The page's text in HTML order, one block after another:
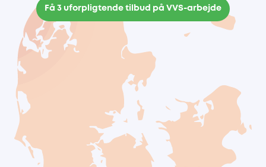
Få 3 uforpligtende tilbud på VVS-arbejde